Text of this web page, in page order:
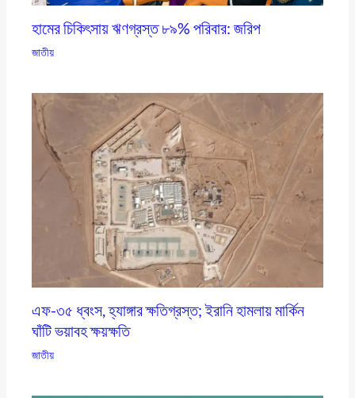
হামের চিকিৎসায় ঋণগ্রস্ত ৮৯% পরিবার: জরিপ
জাতীয়
এফ-৩৫ ধ্বংস, হ্যাঙ্গার ক্ষতিগ্রস্ত; ইরানি হামলায় মার্কিন
ঘাঁটি ভয়াবহ ক্ষয়ক্ষতি
জাতীয়